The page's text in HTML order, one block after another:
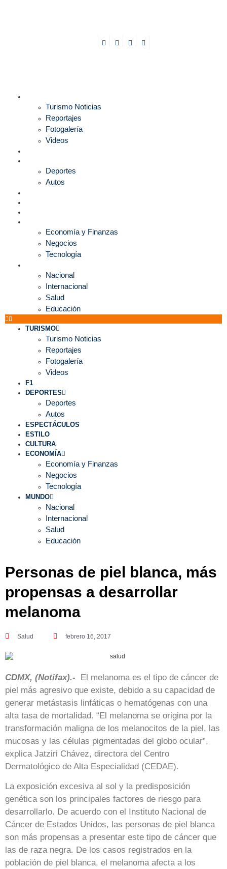
Turismo Noticias
Reportajes
Fotogalería
Videos
Deportes
Autos
Economía y Finanzas
Negocios
Tecnología
Nacional
Internacional
Salud
Educación
TURISMO
Turismo Noticias
Reportajes
Fotogalería
Videos
F1
DEPORTES
Deportes
Autos
ESPECTÁCULOS
ESTILO
CULTURA
ECONOMÍA
Economía y Finanzas
Negocios
Tecnología
MUNDO
Nacional
Internacional
Salud
Educación
Personas de piel blanca, más
propensas a desarrollar
melanoma
Salud febrero 16, 2017
CDMX, (Notifax).- El melanoma es el tipo de cáncer de
piel más agresivo que existe, debido a su capacidad de
generar metástasis linfáticas o hematógenas con una
alta tasa de mortalidad. “El melanoma se origina por la
transformación maligna de los melanocitos de la piel, las
mucosas y las células pigmentadas del globo ocular”,
explica Jatziri Chávez, directora del Centro
Dermatológico de Alta Especialidad (CEDAE).
La exposición excesiva al sol y la predisposición
genética son los principales factores de riesgo para
desarrollarlo. De acuerdo con el Instituto Nacional de
Cáncer de Estados Unidos, las personas de piel blanca
son más propensas a presentar este tipo de cáncer que
las de raza negra. De los casos registrados en la
población de piel blanca, el melanoma afecta a los